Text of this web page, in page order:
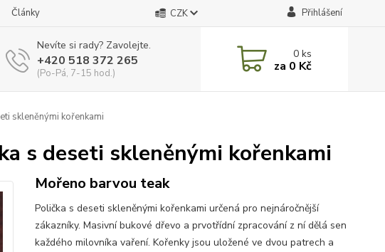
Články CZK Přihlášení
Nevíte si rady? Zavolejte.
+420 518 372 265
(Po-Pá, 7-15 hod.)
0ks
za 0 Kč
skleněnými kořenkami
s deseti skleněnými kořenkami
Mořeno barvou teak
Polička s deseti skleněnými kořenkami určená pro nejnáročnější
zákazníky. Masivní bukové dřevo a prvotřídní zpracování z ní dělá sen
každého milovníka vaření. Kořenky jsou uložené ve dvou patrech a